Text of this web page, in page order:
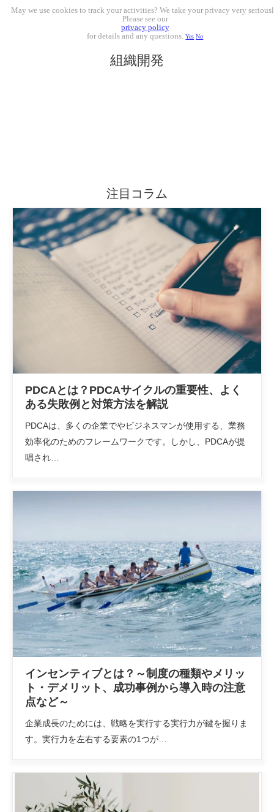
組織開発
注目コラム
PDCAとは？PDCAサイクルの重要性、よく
ある失敗例と対策方法を解説
PDCAは、多くの企業でやビジネスマンが使用する、業務
効率化のためのフレームワークです。しかし、PDCAが提
唱され…
インセンティブとは？～制度の種類やメリッ
ト・デメリット、成功事例から導入時の注意
点など～
企業成長のためには、戦略を実行する実行力が鍵を握りま
す。実行力を左右する要素の1つが…
May we use cookies to track your activities? We take your privacy very
Please see our
privacy policy
for details and any questions.Yes No